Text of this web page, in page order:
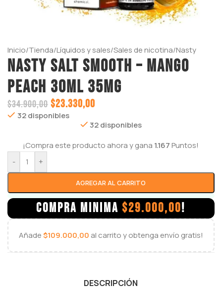
Inicio/Tienda/Líquidos y sales/Sales de nicotina/Nasty
NASTY SALT SMOOTH – MANGO
PEACH 30ml 35mg
$34.900,00 $23.330,00
32 disponibles
32 disponibles
¡Compra este producto ahora y gana 1.167Puntos!
-
+
AGREGAR AL CARRITO
COMPRA MINIMA $29.000,00!
Añade$109.000,00 al carrito y obtenga envío gratis!
DESCRIPCIÓN